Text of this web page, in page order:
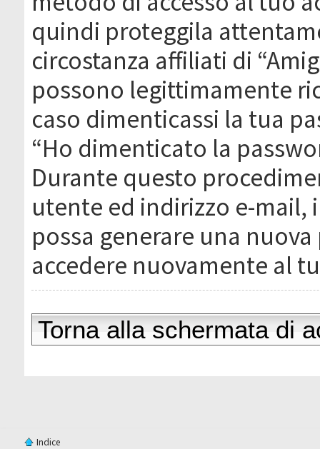
quindi proteggila
circostanza affiliati di
possono legittimamente
caso dimenticassi la tua
“Ho dimenticato la
Durante questo
utente ed indirizzo e-mail,
possa generare una
accedere nuovamente al
Torna alla schermata di
Indice